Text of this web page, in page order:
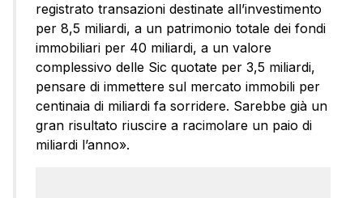
registrato transazioni destinate all’investimento
per 8,5 miliardi, a un patrimonio totale dei fondi
immobiliari per 40 miliardi, a un valore
complessivo delle Sic quotate per 3,5 miliardi,
pensare di immettere sul mercato immobili per
centinaia di miliardi fa sorridere. Sarebbe già un
gran risultato riuscire a racimolare un paio di
miliardi l’anno».